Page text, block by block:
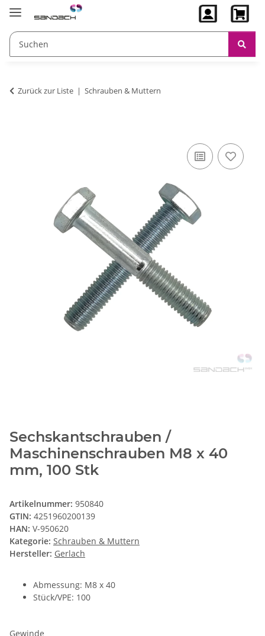
Zurück zur Liste Schrauben & Muttern
Sechskantschrauben /
Maschinenschrauben M8 x 40
mm, 100 Stk
Artikelnummer: 950840
GTIN: 4251960200139
HAN: V-950620
Kategorie: Schrauben & Muttern
Hersteller: Gerlach
Abmessung: M8 x 40
Stück/VPE: 100
Gewinde